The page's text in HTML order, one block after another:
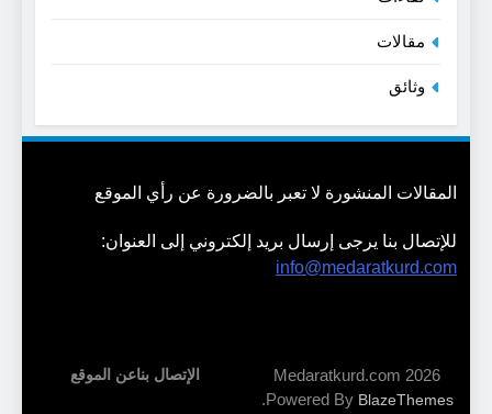
مقالات
وثائق
المقالات المنشورة لا تعبر بالضرورة عن رأي الموقع
للإتصال بنا يرجى إرسال بريد إلكتروني إلى العنوان:
info@medaratkurd.com
Medaratkurd.com 2026
Powered By BlazeThemes
.
الإتصال بناعن الموقع